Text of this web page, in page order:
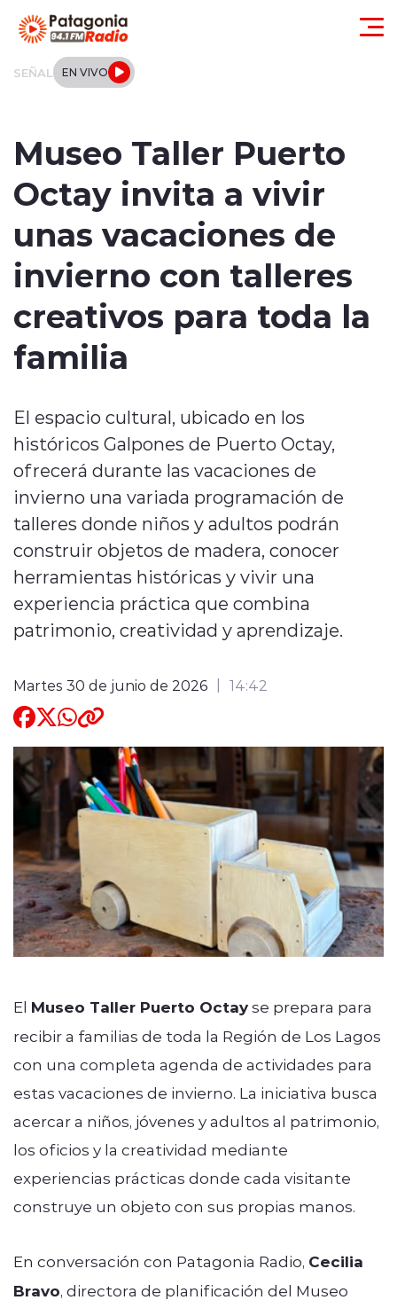
SEÑAL EN VIVO
Local
Tendencias
Internacional
Deportes
Quienes Somos
modo claro
Museo Taller Puerto
Octay invita a vivir
unas vacaciones de
invierno con talleres
creativos para toda la
familia
El espacio cultural, ubicado en los
históricos Galpones de Puerto Octay,
ofrecerá durante las vacaciones de
invierno una variada programación de
talleres donde niños y adultos podrán
construir objetos de madera, conocer
herramientas históricas y vivir una
experiencia práctica que combina
patrimonio, creatividad y aprendizaje.
Martes 30 de junio de 2026 14:42
El Museo Taller Puerto Octayse prepara para
recibir a familias de toda la Región de Los Lagos
con una completa agenda de actividades para
estas vacaciones de invierno. La iniciativa busca
acercar a niños, jóvenes y adultos al patrimonio,
los oficios y la creatividad mediante
experiencias prácticas donde cada visitante
construye un objeto con sus propias manos.
En conversación con Patagonia Radio, Cecilia
Bravo, directora de planificación del Museo